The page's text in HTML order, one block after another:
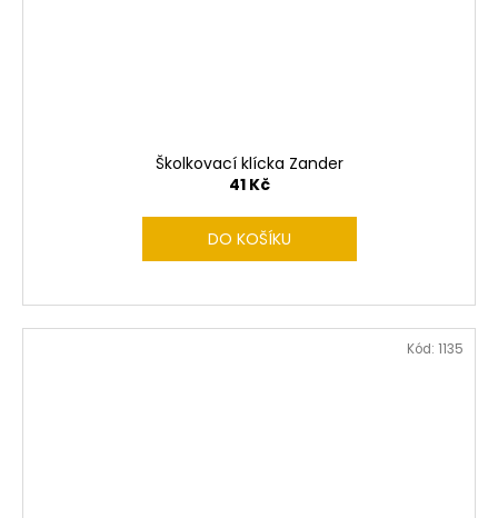
Školkovací klícka Zander
41 Kč
DO KOŠÍKU
Kód: 1135